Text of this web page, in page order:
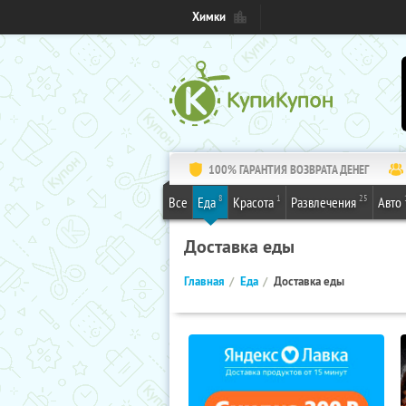
Химки
100% ГАРАНТИЯ ВОЗВРАТА ДЕНЕГ
Все Еда 8 Красота 1 Развлечения 25 Авто
Доставка еды
Главная Еда Доставка еды